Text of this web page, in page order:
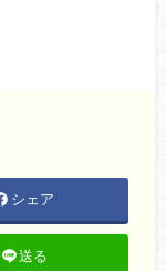
シェア
送る